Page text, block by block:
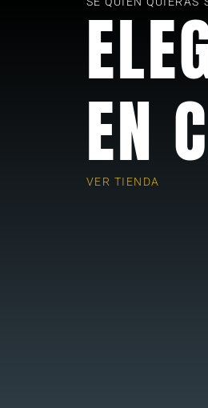
EN
VER TIENDA